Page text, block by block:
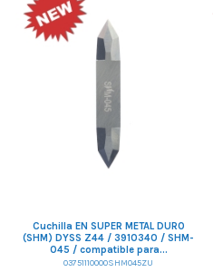
Cuchilla EN SUPER METAL DURO
(SHM) DYSS Z44 / 3910340 / SHM-
045 / compatible para...
03751110000SHM045ZU